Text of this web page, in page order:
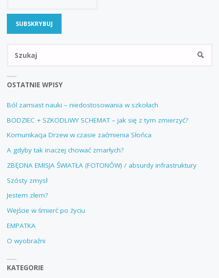
OSTATNIE WPISY
Ból zamiast nauki – niedostosowania w szkołach
BODZIEC + SZKODLIWY SCHEMAT – jak się z tym zmierzyć?
Komunikacja Drzew w czasie zaćmienia Słońca
A gdyby tak inaczej chować zmarłych?
ZBĘDNA EMISJA ŚWIATŁA (FOTONÓW) / absurdy infrastruktury
Szósty zmysł
Jestem złem?
Wejście w śmierć po życiu
EMPATKA
O wyobraźni
KATEGORIE